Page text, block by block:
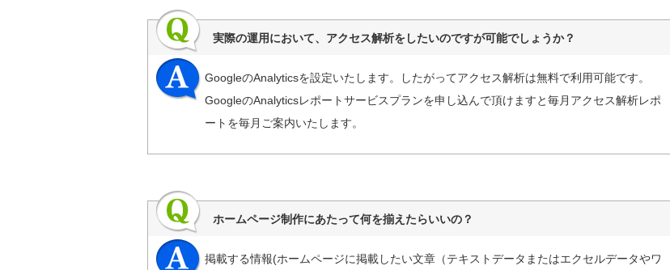
実際の運用において、アクセス解析をしたいのですが可能でしょうか？
GoogleのAnalyticsを設定いたします。したがってアクセス解析は無料で利用可能です。
GoogleのAnalyticsレポートサービスプランを申し込んで頂けますと毎月アクセス解析レポ
ートを毎月ご案内いたします。
ホームページ制作にあたって何を揃えたらいいの？
掲載する情報(ホームページに掲載したい文章（テキストデータまたはエクセルデータやワ